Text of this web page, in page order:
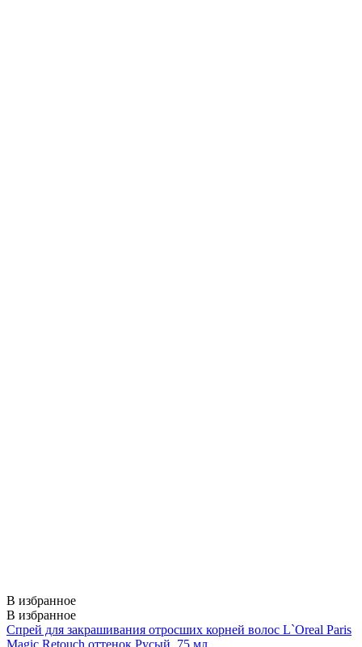
В избранное
В избранное
Спрей для закрашивания отросших корней волос L`Oreal Paris
Magic Retouch,оттенок Русый. 75 мл